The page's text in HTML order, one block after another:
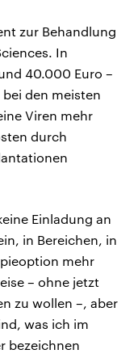
zur Behandlung
In
40.000 Euro –
den meisten
Viren mehr
durch
Einladung an
in Bereichen, in
mehr
– ohne jetzt
zu wollen –, aber
was ich im
bezeichnen